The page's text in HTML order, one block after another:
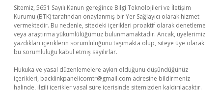
Sitemiz, 5651 Sayılı Kanun gereğince Bilgi Teknolojileri ve İletişim
Kurumu (BTK) tarafından onaylanmış bir Yer Sağlayıcı olarak hizmet
vermektedir. Bu nedenle, sitedeki içerikleri proaktif olarak denetleme
veya araştırma yükümlülüğümüz bulunmamaktadır. Ancak, üyelerimiz
yazdıkları içeriklerin sorumluluğunu taşımakta olup, siteye üye olarak
bu sorumluluğu kabul etmiş sayılırlar.
Hukuka ve yasal düzenlemelere aykırı olduğunu düşündüğünüz
içerikleri, backlinkpanelicomtr@gmail.com adresine bildirmeniz
halinde, ilgili içerikler yasal süre içerisinde sitemizden kaldırılacaktır.